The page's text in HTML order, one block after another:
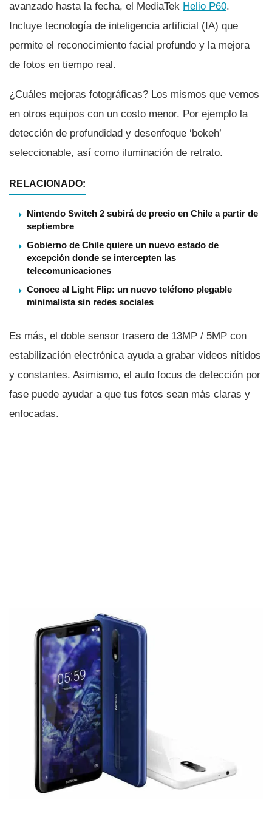
avanzado hasta la fecha, el MediaTek Helio P60.
Incluye tecnologí­a de inteligencia artificial (IA) que
permite el reconocimiento facial profundo y la mejora
de fotos en tiempo real.
¿Cuáles mejoras fotográficas? Los mismos que vemos
en otros equipos con un costo menor. Por ejemplo la
detección de profundidad y desenfoque ‘bokeh’
seleccionable, así­ como iluminación de retrato.
RELACIONADO:
Nintendo Switch 2 subirá de precio en Chile a partir de
septiembre
Gobierno de Chile quiere un nuevo estado de
excepción donde se intercepten las
telecomunicaciones
Conoce al Light Flip: un nuevo teléfono plegable
minimalista sin redes sociales
Es más, el doble sensor trasero de 13MP / 5MP con
estabilización electrónica ayuda a grabar videos ní­tidos
y constantes. Asimismo, el auto focus de detección por
fase puede ayudar a que tus fotos sean más claras y
enfocadas.